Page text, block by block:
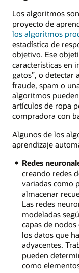
Los algoritmos
proyecto de
los algoritmos
estadística de
objetivo. Ese
características en
gatos”, o detectar
fraude, spam o
algoritmos
artículos de ropa
compradora con
Algunos de los
aprendizaje
Redes
creando redes
variadas como
almacenar
Las redes
modeladas
capas de
los datos que
adyacentes.
pueden
como